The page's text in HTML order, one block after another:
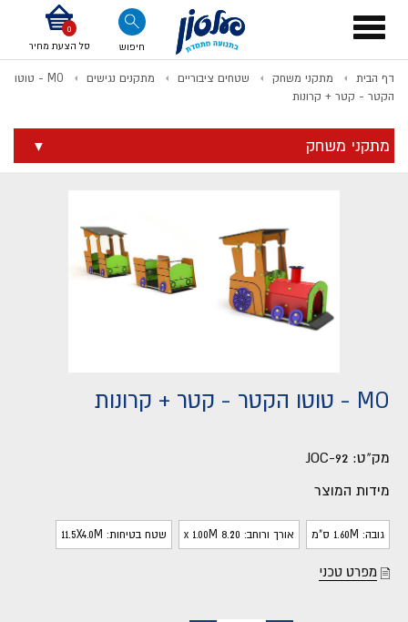
Toggle
navigation
חיפוש סל הצעת מחיר
דף הבית מתקני משחק שטחים ציבוריים מתקנים נגישים
MO - טוטו
הקטר - קטר + קרונות
מתקני משחק
MO - טוטו הקטר - קטר + קרונות
מק"ט: JOC-92
מידות המוצר
גובה: 1.60M ס"מ אורך ורוחב: 8.20 x 1.00M שטח בטיחות: 11.5X4.0M
מפרט טכני